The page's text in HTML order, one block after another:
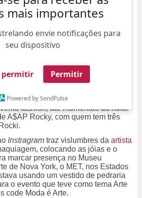
mais importantes
envie notificações para
seu dispositivo
permitir Permitir
Powered by SendPulse
feira, dia 7, Rihanna atualizou as
vídeo mostrando os bastidores do
exibiu desde os preparativos
fashion,até momentos da noite
A$AP Rocky, com quem tem três
Instragram traz vislumbres da artista
colocando as jóias e o
marcar presença no Museu
de Nova York, o MET, nos Estados
usando um vestido de pedraria
o evento que teve como tema Arte
code Moda é Arte.